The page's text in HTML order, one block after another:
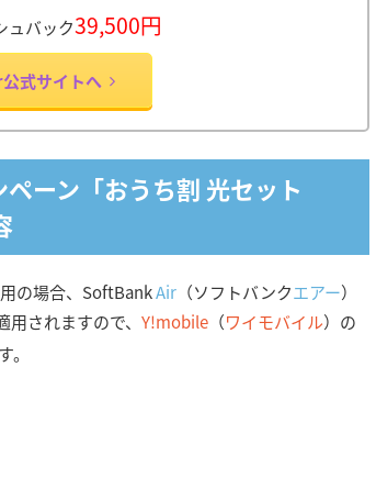
ュバック39,500円
式サイトへ
ーン「おうち割 光セット
の場合、SoftBankAir （ソフトバンクエアー）
されますので、 Y!mobile （ワイモバイル）の
。